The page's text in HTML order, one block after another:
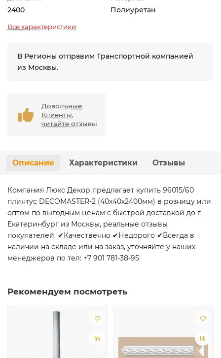
2400 Полиуретан
Все характеристики
В Регионы отправим Транспортной компанией
из Москвы.
Довольные
Клиенты,
читайте отзывы
Описание Характеристики Отзывы
Компания Люкс Декор предлагает купить 96015/60
плинтус DECOMASTER-2 (40х40х2400мм) в розницу или
оптом по выгодным ценам с быстрой доставкой до г.
Екатеринбург из Москвы, реальные отзывы
покупателей. ✔Качественно ✔Недорого ✔Всегда в
наличии на складе или на заказ, уточняйте у наших
менеджеров по тел: +7 901 781-38-95
Рекомендуем посмотреть